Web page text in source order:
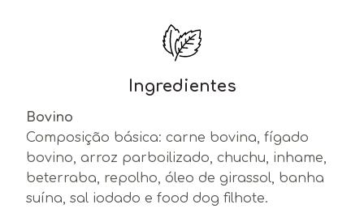
Ingredientes
Bovino
Composição básica: carne bovina, fígado
bovino, arroz parboilizado, chuchu, inhame,
beterraba, repolho, óleo de girassol, banha
suína, sal iodado e food dog filhote.